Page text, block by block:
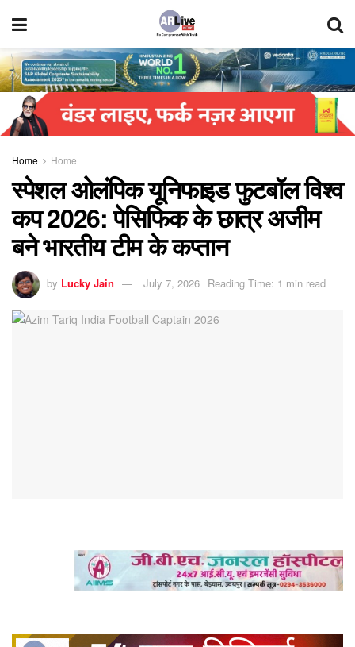
Home Home
स्पेशल ओलंपिक यूनिफाइड फुटबॉल विश्व
कप 2026: पेसिफिक के छात्र अजीम
बने भारतीय टीम के कप्तान
by Lucky Jain July 7, 2026 Reading Time: 1 min read